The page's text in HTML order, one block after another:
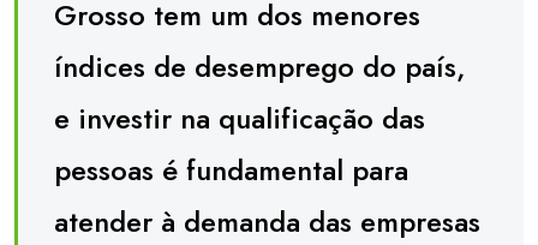
Grosso tem um dos menores
índices de desemprego do país,
e investir na qualificação das
pessoas é fundamental para
atender à demanda das empresas